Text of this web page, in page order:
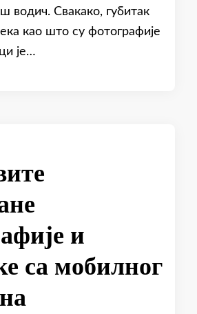
водич. Свакако, губитак
као што су фотографије
је…
и
са мобилног